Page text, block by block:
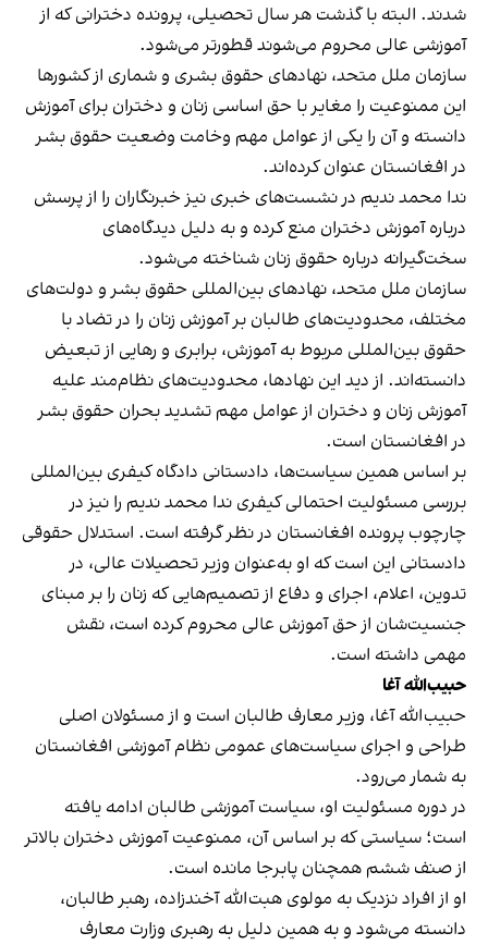
شدند. البته با گذشت هر سال تحصیلی، پرونده دخترانی که از
آموزشی عالی محروم می‌شوند قطورتر می‌شود.
سازمان ملل متحد، نهادهای حقوق بشری و شماری از کشورها
این ممنوعیت را مغایر با حق اساسی زنان و دختران برای آموزش
دانسته و آن را یکی از عوامل مهم وخامت وضعیت حقوق بشر
در افغانستان عنوان کرده‌اند.
ندا محمد ندیم در نشست‌های خبری نیز خبرنگاران را از پرسش
درباره آموزش دختران منع کرده و به دلیل دیدگاه‌های
سخت‌گیرانه درباره حقوق زنان شناخته می‌شود.
سازمان ملل متحد، نهادهای بین‌المللی حقوق بشر و دولت‌های
مختلف، محدودیت‌های طالبان بر آموزش زنان را در تضاد با
حقوق بین‌المللی مربوط به آموزش، برابری و رهایی از تبعیض
دانسته‌اند. از دید این نهادها، محدودیت‌های نظام‌مند علیه
آموزش زنان و دختران از عوامل مهم تشدید بحران حقوق بشر
در افغانستان است.
بر اساس همین سیاست‌ها، دادستانی دادگاه کیفری بین‌المللی
بررسی مسئولیت احتمالی کیفری ندا محمد ندیم را نیز در
چارچوب پرونده افغانستان در نظر گرفته است. استدلال حقوقی
دادستانی این است که او به‌عنوان وزیر تحصیلات عالی، در
تدوین، اعلام، اجرای و دفاع از تصمیم‌هایی که زنان را بر مبنای
جنسیت‌شان از حق آموزش عالی محروم کرده است، نقش
مهمی داشته است.
حبیب‌الله آغا
حبیب‌الله آغا، وزیر معارف طالبان است و از مسئولان اصلی
طراحی و اجرای سیاست‌های عمومی نظام آموزشی افغانستان
به شمار می‌رود.
در دوره مسئولیت او، سیاست آموزشی طالبان ادامه یافته
است؛ سیاستی که بر اساس آن، ممنوعیت آموزش دختران بالاتر
از صنف ششم همچنان پابرجا مانده است.
او از افراد نزدیک به مولوی هبت‌الله آخندزاده، رهبر طالبان،
دانسته می‌شود و به همین دلیل به رهبری وزارت معارف